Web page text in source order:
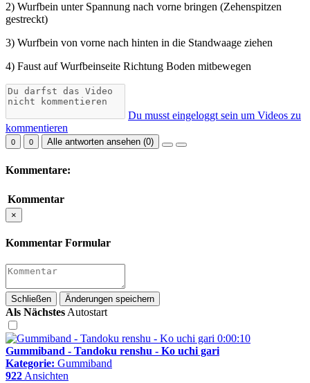
2) Wurfbein unter Spannung nach vorne bringen (Zehenspitzen
gestreckt)
3) Wurfbein von vorne nach hinten in die Standwaage ziehen
4) Faust auf Wurfbeinseite Richtung Boden mitbewegen
Du musst eingeloggt sein um Videos zu
kommentieren
0 0 Alle antworten ansehen (0)
Kommentare:
Kommentar
×
Kommentar Formular
Schließen Änderungen speichern
Als NächstesAutostart
0:00:10
Gummiband - Tandoku renshu - Ko uchi gari
Kategorie: Gummiband
922Ansichten